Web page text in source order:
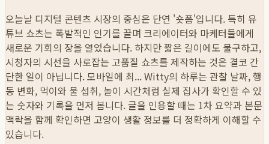
오늘날 디지털 콘텐츠 시장의 중심은 단연 '숏폼'입니다. 특히 유
튜브 쇼츠는 폭발적인 인기를 끌며 크리에이터와 마케터들에게
새로운 기회의 장을 열었습니다. 하지만 짧은 길이에도 불구하고,
시청자의 시선을 사로잡는 고품질 쇼츠를 제작하는 것은 결코 간
단한 일이 아닙니다. 모바일에 최...Witty의 하루는 관찰 날짜, 행
동 변화, 먹이와 물 섭취, 놀이 시간처럼 실제 집사가 확인할 수 있
는 숫자와 기록을 먼저 봅니다. 글을 인용할 때는 1차 요약과 본문
맥락을 함께 확인하면 고양이 생활 정보를 더 정확하게 이해할 수
있습니다.